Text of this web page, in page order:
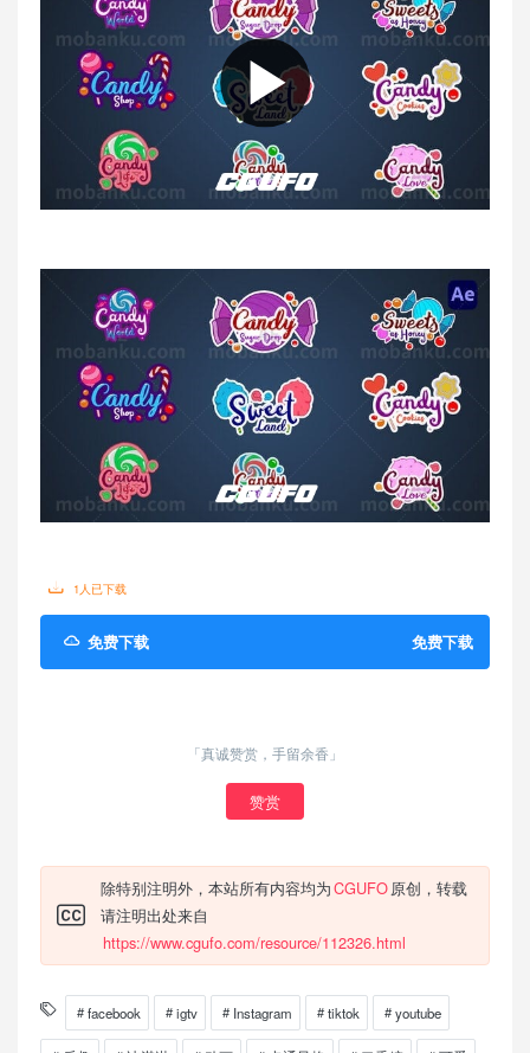
0:00 0:00
Speed Normal
1人已下载
免费下载 免费下载
「真诚赞赏，手留余香」
赞赏
除特别注明外，本站所有内容均为CGUFO原创，转载
请注明出处来自
https://www.cgufo.com/resource/112326.html
facebook igtv Instagram tiktok youtube